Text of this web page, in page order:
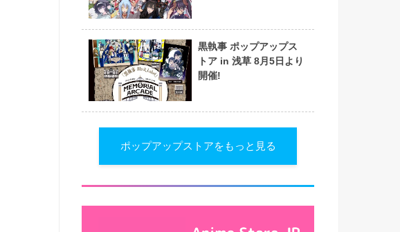
黒執事 ポップアップス
トア in 浅草 8月5日より
開催!
ポップアップストアをもっと見る